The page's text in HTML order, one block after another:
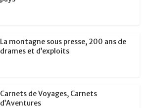
La montagne sous presse, 200 ans de
drames et d’exploits
Carnets de Voyages, Carnets
d’Aventures